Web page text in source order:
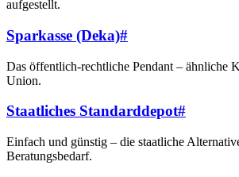
aufgestellt.
Sparkasse (Deka)#
Das öffentlich-rechtliche Pendant – ähnliche
Union.
Staatliches Standarddepot#
Einfach und günstig – die staatliche
Beratungsbedarf.